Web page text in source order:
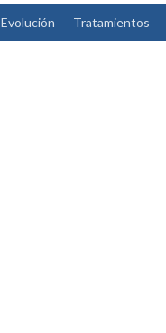
Evolución Tratamientos